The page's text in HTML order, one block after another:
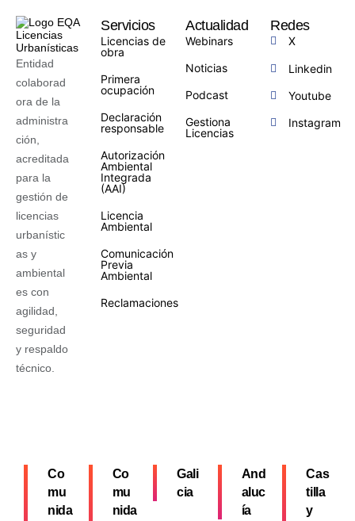
Entidad
colaborad
ora de la
administra
ción,
acreditada
para la
gestión de
licencias
urbanístic
as y
ambiental
es con
agilidad,
seguridad
y respaldo
técnico.
Servicios
Licencias de
obra
Primera
ocupación
Declaración
responsable
Autorización
Ambiental
Integrada
(AAI)
Licencia
Ambiental
Comunicación
Previa
Ambiental
Reclamaciones
Actualidad
Webinars
Noticias
Podcast
Gestiona
Licencias
Redes
X
Linkedin
Youtube
Instagram
Co
mu
nida
Co
mu
nida
Gali
cia
And
aluc
ía
Cas
tilla
y